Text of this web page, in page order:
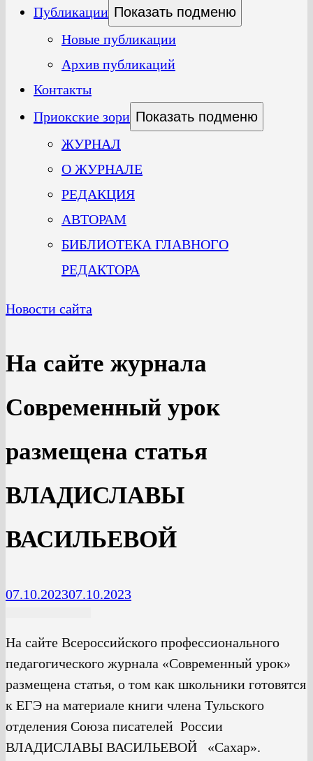
Публикации Показать подменю
Новые публикации
Архив публикаций
Контакты
Приокские зори Показать подменю
ЖУРНАЛ
О ЖУРНАЛЕ
РЕДАКЦИЯ
АВТОРАМ
БИБЛИОТЕКА ГЛАВНОГО
РЕДАКТОРА
Новости сайта
На сайте журнала
Современный урок
размещена статья
ВЛАДИСЛАВЫ
ВАСИЛЬЕВОЙ
07.10.202307.10.2023
На сайте Всероссийского профессионального
педагогического журнала «Современный урок»
размещена статья, о том как школьники готовятся
к ЕГЭ на материале книги члена Тульского
отделения Союза писателей России
ВЛАДИСЛАВЫ ВАСИЛЬЕВОЙ «Сахар».